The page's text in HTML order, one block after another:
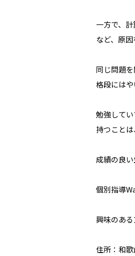
一方で、
など、原
同じ問題
格段にはや
勉強して
持つこと
成績の良
個別指導
興味のある
住所：和